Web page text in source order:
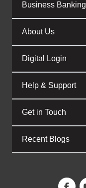
Business Banking
About Us
Digital Login
Help & Support
Get in Touch
Recent Blogs